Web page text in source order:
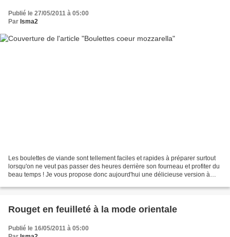
Publié le 27/05/2011 à 05:00
Par Isma2
Les boulettes de viande sont tellement faciles et rapides à préparer surtout
lorsqu'on ne veut pas passer des heures derrière son fourneau et profiter du
beau temps ! Je vous propose donc aujourd'hui une délicieuse version à
Rouget en feuilleté à la mode orientale
Publié le 16/05/2011 à 05:00